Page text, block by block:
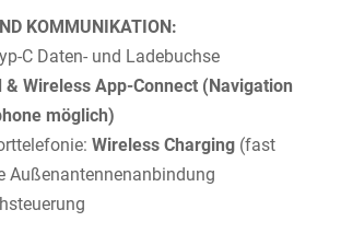
KOMMUNIKATION:
C Daten- und Ladebuchse
& Wireless App-Connect (Navigation
möglich)
Wireless Charging (fast
Außenantennenanbindung